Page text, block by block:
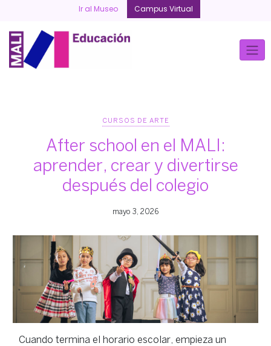
content
Ir al Museo Campus Virtual
CURSOS DE ARTE
After school en el MALI:
aprender, crear y divertirse
después del colegio
mayo 3, 2026
Cuando termina el horario escolar, empieza un